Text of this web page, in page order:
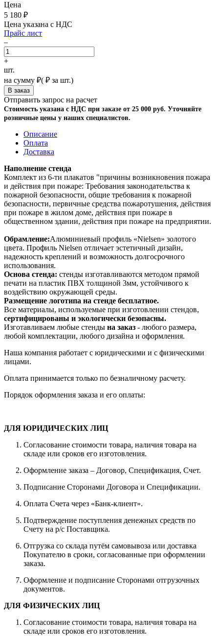
Цена
5 180 ₽
Цена указана с НДС
Прайс лист
–
+
шт.
на сумму ₽( ₽ за шт.)
Отправить запрос на расчет
Стоимость указана с НДС при заказе от 25 000 руб. Уточняйте
розничные цены у наших специалистов.
Описание
Оплата
Доставка
Наполнение стенда
Комплект из 6-ти плакатов "причины возникновения пожара
и действия при пожаре: Требования законодательства к
пожарной безопасности, общие требования к пожарной
безопасности, первичные средства пожаротушения, действия
при пожаре в жилом доме, действия при пожаре в
общественном здании, действия при пожаре на предприятии.
Обрамление:Алюминиевый профиль «Nielsen» золотого
цвета. Профиль Nielsen отличает эстетичный дизайн,
надежность креплений и возможность долгосрочного
использования.
Основа стенда: стенды изготавливаются методом прямой
печати на пластик ПВХ толщиной 3мм, устойчивого к
воздействию окружающей среды.
Размещение логотипа на стенде бесплатное.
Все материалы, используемые при изготовлении стендов,
сертифицированы и экологически безопасны.
Изготавливаем любые стенды на заказ - любого размера,
любой комплектации, любого дизайна и оформления.
Наша компания работает с юридическими и с физическими
лицами.
Оплата принимается только по безналичному расчету.
Порядок оформления заказа и его оплаты:
ДЛЯ ЮРИДИЧЕСКИХ ЛИЦ
Согласование стоимости товара, наличия товара на
складе или сроков его изготовления.
Оформление заказа – Договор, Спецификация, Счет.
Подписание Сторонами Договора и Спецификации.
Оплата Счета через «Банк-клиент».
Подтверждение поступления денежных средств по
Счету на р/с Поставщика.
Отгрузка со склада путём самовывоза или доставка
Покупателю в сроки, согласованные при оформлении
заказа.
Оформление и подписание Сторонами отгрузочных
документов.
ДЛЯ ФИЗИЧЕСКИХ ЛИЦ
Согласование стоимости товара, наличия товара на
складе или сроков его изготовления.